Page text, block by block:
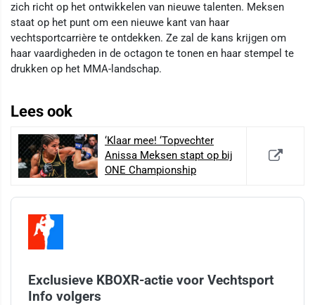
zich richt op het ontwikkelen van nieuwe talenten. Meksen
staat op het punt om een nieuwe kant van haar
vechtsportcarrière te ontdekken. Ze zal de kans krijgen om
haar vaardigheden in de octagon te tonen en haar stempel te
drukken op het MMA-landschap.
Lees ook
‘Klaar mee! ‘Topvechter
Anissa Meksen stapt op bij
ONE Championship
Exclusieve KBOXR-actie voor Vechtsport
Info volgers